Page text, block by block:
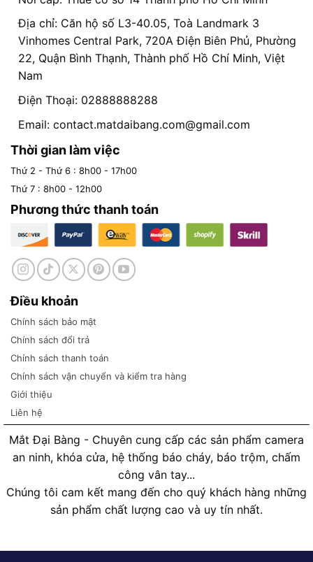
Địa chỉ: Căn hộ số L3-40.05, Toà Landmark 3
Vinhomes Central Park, 720A Điện Biên Phủ, Phường
22, Quận Bình Thạnh, Thành phố Hồ Chí Minh, Việt
Nam
Điện Thoại: 02888888288
Email: contact.matdaibang.com@gmail.com
Thời gian làm việc
Thứ 2 - Thứ 6 : 8h00 - 17h00
Thứ 7 : 8h00 - 12h00
Phương thức thanh toán
Điều khoản
Chính sách bảo mật
Chính sách đổi trả
Chính sách thanh toán
Chính sách vận chuyển và kiểm tra hàng
Giới thiệu
Liên hệ
Mắt Đại Bàng - Chuyên cung cấp các sản phẩm camera
an ninh, khóa cửa, hệ thống báo cháy, báo trộm, chấm
công vân tay...
Chúng tôi cam kết mang đến cho quý khách hàng những
sản phẩm chất lượng cao và uy tín nhất.